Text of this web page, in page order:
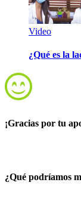
Video
¿Qué es la
¡Gracias por tu
¿Qué podríamos